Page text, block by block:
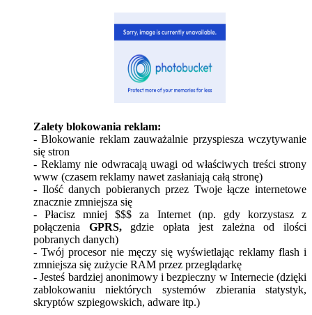
Zalety blokowania reklam:
- Blokowanie reklam zauważalnie przyspiesza wczytywanie
się stron
- Reklamy nie odwracają uwagi od właściwych treści strony
www (czasem reklamy nawet zasłaniają całą stronę)
- Ilość danych pobieranych przez Twoje łącze internetowe
znacznie zmniejsza się
- Płacisz mniej $$$ za Internet (np. gdy korzystasz z
połączenia GPRS,gdzie opłata jest zależna od ilości
pobranych danych)
- Twój procesor nie męczy się wyświetlając reklamy flash i
zmniejsza się zużycie RAM przez przeglądarkę
- Jesteś bardziej anonimowy i bezpieczny w Internecie (dzięki
zablokowaniu niektórych systemów zbierania statystyk,
skryptów szpiegowskich, adware itp.)